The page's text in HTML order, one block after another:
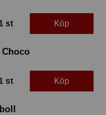
st Köp
Choco
st Köp